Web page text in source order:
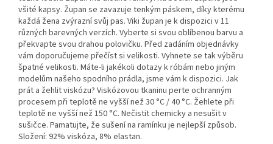
všité kapsy. Župan se zavazuje tenkým páskem, díky kterému
každá žena zvýrazní svůj pas. Viki župan je k dispozici v 11
různých barevných verzích. Vyberte si svou oblíbenou barvu a
překvapte svou drahou polovičku. Před zadáním objednávky
vám doporučujeme přečíst si velikosti. Vyhnete se tak výběru
špatné velikosti. Máte-li jakékoli dotazy k róbám nebo jiným
modelům našeho spodního prádla, jsme vám k dispozici. Jak
prát a žehlit viskózu? Viskózovou tkaninu perte ochranným
procesem při teplotě ne vyšší než 30 °C / 40 °C. Žehlete při
teplotě ne vyšší než 150 °C. Nečistit chemicky a nesušit v
sušičce. Pamatujte, že sušení na ramínku je nejlepší způsob.
Složení: 92% viskóza, 8% elastan.